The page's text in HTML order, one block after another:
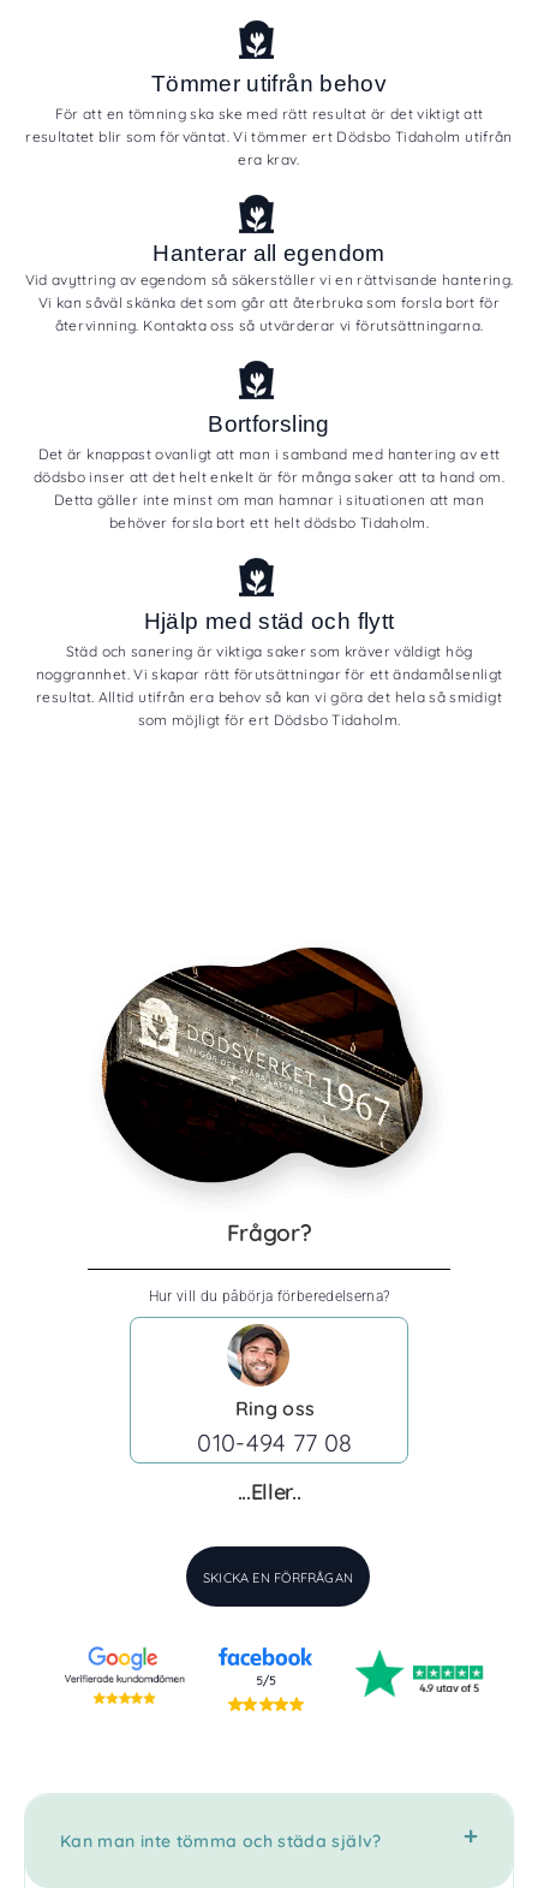
Tömmer utifrån behov
För att en tömning ska ske med rätt resultat är det viktigt att
resultatet blir som förväntat. Vi tömmer ert Dödsbo Tidaholm utifrån
era krav.
Hanterar all egendom
Vid avyttring av egendom så säkerställer vi en rättvisande hantering.
Vi kan såväl skänka det som går att återbruka som forsla bort för
återvinning. Kontakta oss så utvärderar vi förutsättningarna.
Bortforsling
Det är knappast ovanligt att man i samband med hantering av ett
dödsbo inser att det helt enkelt är för många saker att ta hand om.
Detta gäller inte minst om man hamnar i situationen att man
behöver forsla bort ett helt dödsbo Tidaholm.
Hjälp med städ och flytt
Städ och sanering är viktiga saker som kräver väldigt hög
noggrannhet. Vi skapar rätt förutsättningar för ett ändamålsenligt
resultat. Alltid utifrån era behov så kan vi göra det hela så smidigt
som möjligt för ert Dödsbo Tidaholm.
Frågor?
Hur vill du påbörja förberedelserna?
Ring oss
010-494 77 08
...Eller..
SKICKA EN FÖRFRÅGAN
Kan man inte tömma och städa själv?